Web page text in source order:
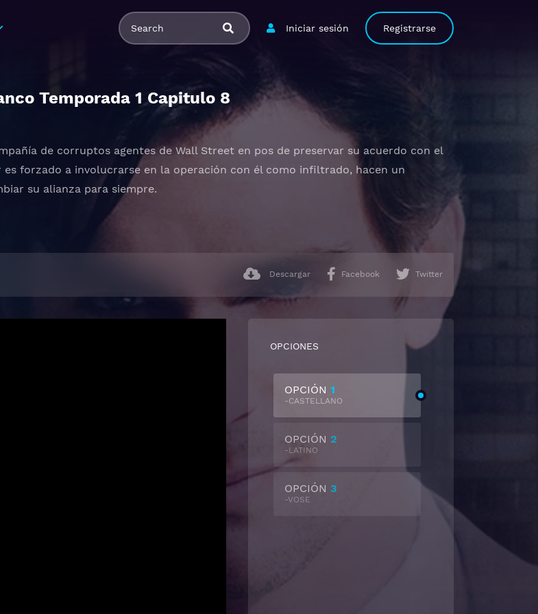
Iniciar sesión Registrarse
Temporada 1 Capitulo 8
de corruptos agentes de Wall Street en pos de preservar su acuerdo con el
es forzado a involucrarse en la operación con él como infiltrado, hacen un
su alianza para siempre.
Descargar Facebook Twitter
OPCIONES
OPCIÓN 1
-CASTELLANO
OPCIÓN 2
-LATINO
OPCIÓN 3
-VOSE